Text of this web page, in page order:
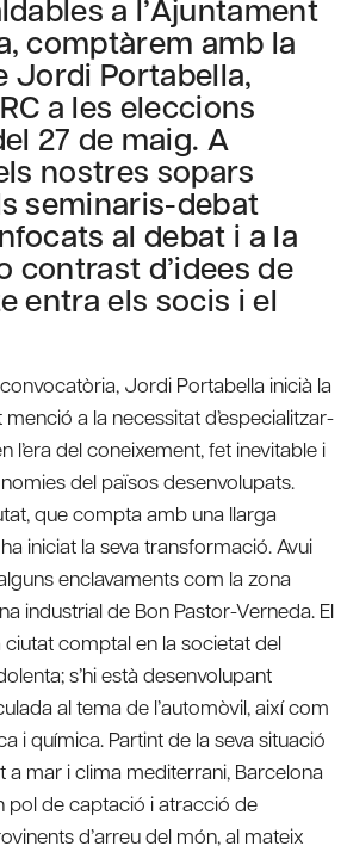
a l’Ajuntament
comptàrem amb la
Jordi Portabella,
a les eleccions
27 de maig. A
nostres sopars
seminaris-debat
al debat i a la
contrast d’idees de
entra els socis i el
Jordi Portabella inicià la
a la necessitat d’especialitzar-
l’era del coneixement, fet inevitable i
del països desenvolupats.
que compta amb una llarga
iniciat la seva transformació. Avui
enclavaments com la zona
industrial de Bon Pastor-Verneda. El
comptal en la societat del
s’hi està desenvolupant
al tema de l’automòvil, així com
i química. Partint de la seva situació
a mar i clima mediterrani, Barcelona
pol de captació i atracció de
d’arreu del món, al mateix